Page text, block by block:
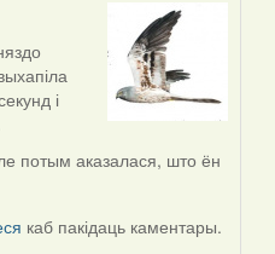
і
потым аказалася, што ён
каб пакідаць каментары.